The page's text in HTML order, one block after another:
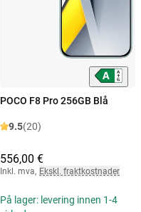
POCO F8 Pro 256GB Blå
9.5(20)
556,00 €
Inkl. mva, Ekskl. fraktkostnader
På lager: levering innen 1-4